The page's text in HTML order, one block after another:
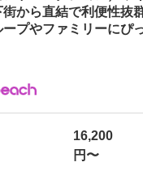
街から直結で利便性抜
プやファミリーにぴ
16,200
円〜